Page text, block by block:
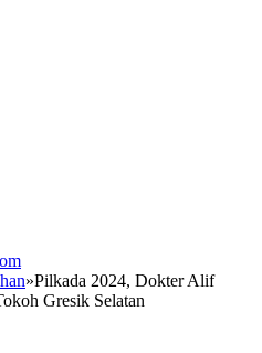
»Pilkada 2024, Dokter Alif
Gresik Selatan